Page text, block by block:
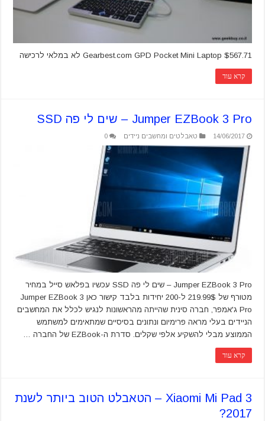
Gearbest.com GPD Pocket Mini Laptop $567.71 לא במלאי לרכישה
קרא עוד
Jumper EZBook 3 Pro – שים לי פה SSD
14/06/2017 טאבלטים ומחשבים ניידים 0
Jumper EZBook 3 Pro – שים לי פה SSD עכשיו בפלאש סייל במחיר
מטורף של 219.99$ ל-200 יחידות בלבד קישור כאן Jumper EZBook 3
Pro ג'אמפר, חברה סינית שהייתה מהראשונות לנגיש לכלל את המחשבים
הניידים בעלי מראה פרימיום ונתונים בסיסיים שמתאימים למשתמש
הממוצע מבלי להשקיע אלפי שקלים. סדרת ה-EZBook של החברה …
קרא עוד
Xiaomi Mi Pad 3 – הטאבלט הטוב ביותר לשנת
2017?